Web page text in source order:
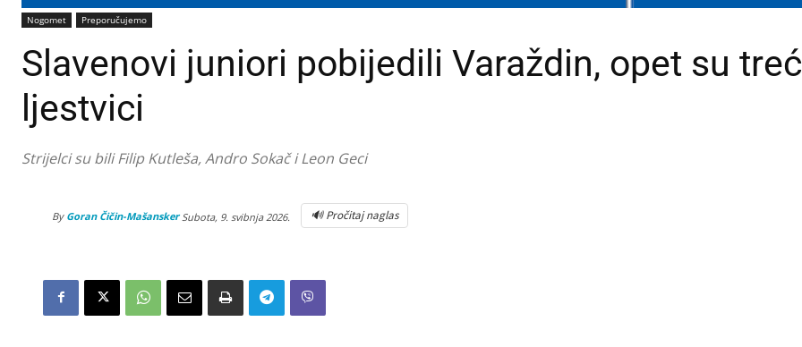
Nogomet Preporučujemo
Slavenovi juniori pobijedili Varaždin, opet su
ljestvici
Strijelci su bili Filip Kutleša, Andro Sokač i Leon Geci
By Goran Čičin-Mašansker Subota, 9. svibnja 2026. 🔊 Pročitaj naglas